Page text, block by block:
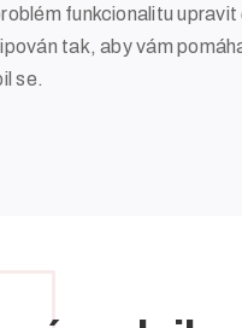
funkcionalitu upravit
tak, aby vám
se.